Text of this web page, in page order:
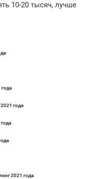
10-20 тысяч, лучше
года
2021 года